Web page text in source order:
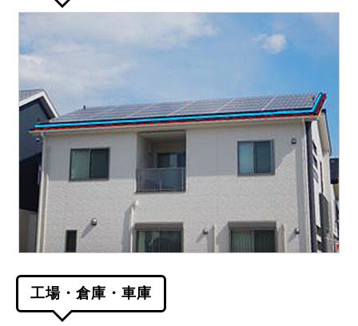
工場・倉庫・車庫